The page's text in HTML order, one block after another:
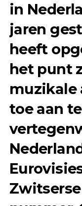
in
jaren
heeft
het punt
muzikale
toe aan
Zwitserse